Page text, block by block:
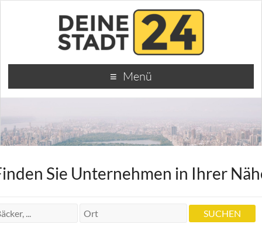
Menü
Helmut Oeberg
Sie Unternehmen in Ihrer